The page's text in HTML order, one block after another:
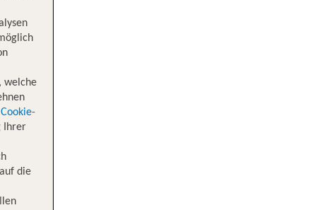
welche
Cookie-
Ihrer
die